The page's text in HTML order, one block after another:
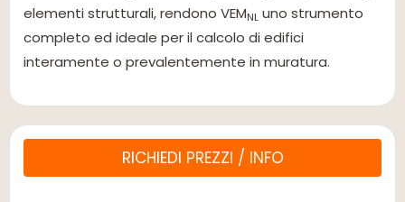
elementi strutturali, rendono VEMNL uno strumento
completo ed ideale per il calcolo di edifici
interamente o prevalentemente in muratura.
RICHIEDI PREZZI / INFO